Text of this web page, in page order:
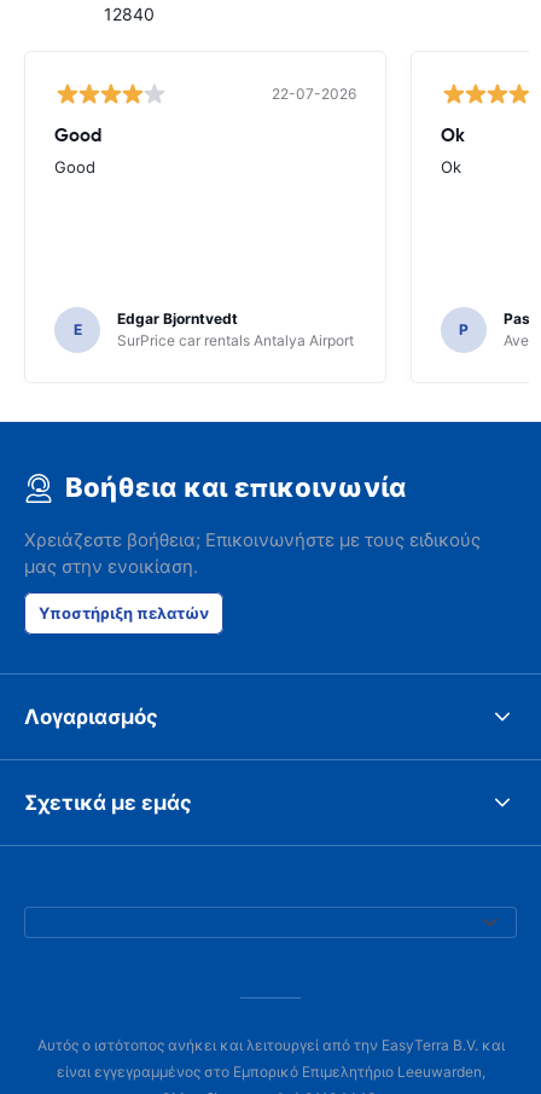
12840
22-07-2026
Good
Good
E
Edgar Bjorntvedt
SurPrice car rentals Antalya Airport
Ok
Ok
P
Avec
Βοήθεια και επικοινωνία
Χρειάζεστε βοήθεια; Επικοινωνήστε με τους ειδικούς
μας στην ενοικίαση.
Υποστήριξη πελατών
Λογαριασμός
Σχετικά με εμάς
Αυτός ο ιστότοπος ανήκει και λειτουργεί από την EasyTerra B.V. και
είναι εγγεγραμμένος στο Εμπορικό Επιμελητήριο Leeuwarden,